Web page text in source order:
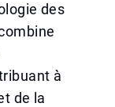
des
à
de la